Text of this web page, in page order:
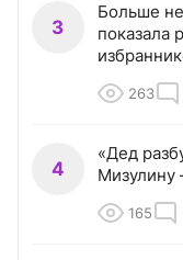
3
Больше
показала
263
4
«Дед
Мизулину
165